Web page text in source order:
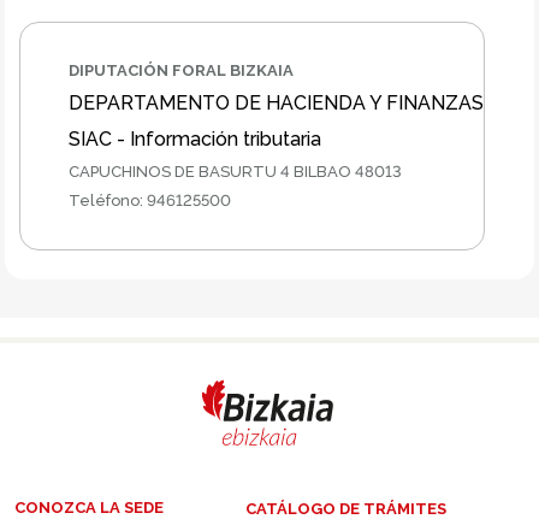
DIPUTACIÓN FORAL BIZKAIA
DEPARTAMENTO DE HACIENDA Y FINANZAS
SIAC - Información tributaria
CAPUCHINOS DE BASURTU 4 BILBAO 48013
Teléfono:946125500
CONOZCA LA SEDE
CATÁLOGO DE TRÁMITES